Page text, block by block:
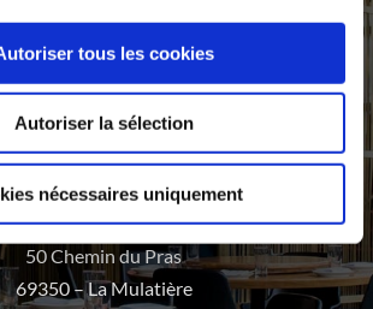
tous les cookies
Autoriser la sélection
nécessaires uniquement
Réservation
04 78 46 04 01
50 Chemin du Pras
69350 – La Mulatière